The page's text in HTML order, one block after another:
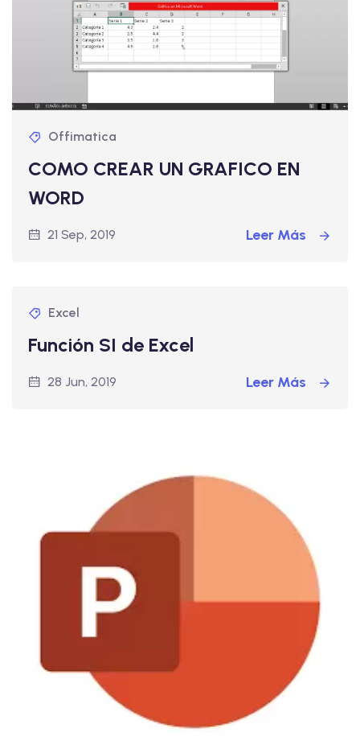
Offimatica
COMO CREAR UN GRAFICO EN
WORD
21 Sep, 2019 Leer Más
Excel
Función SI de Excel
28 Jun, 2019 Leer Más